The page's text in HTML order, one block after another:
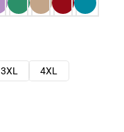
3XL
4XL